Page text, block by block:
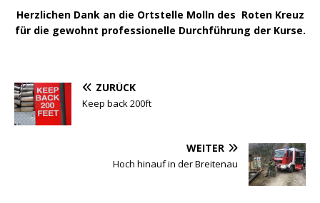
Herzlichen Dank an die Ortstelle Molln des Roten Kreuz
für die gewohnt professionelle Durchführung der Kurse.
ZURÜCK
Keep back 200ft
WEITER
Hoch hinauf in der Breitenau